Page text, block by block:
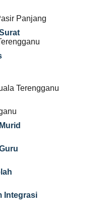
Panjang
Terengganu
Integrasi